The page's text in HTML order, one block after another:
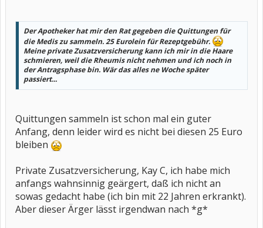
Der Apotheker hat mir den Rat gegeben die Quittungen für
die Medis zu sammeln. 25 Eurolein für Rezeptgebühr.
Meine private Zusatzversicherung kann ich mir in die Haare
schmieren, weil die Rheumis nicht nehmen und ich noch in
der Antragsphase bin. Wär das alles ne Woche später
passiert...
Quittungen sammeln ist schon mal ein guter
Anfang, denn leider wird es nicht bei diesen 25 Euro
bleiben
Private Zusatzversicherung, Kay C, ich habe mich
anfangs wahnsinnig geärgert, daß ich nicht an
sowas gedacht habe (ich bin mit 22 Jahren erkrankt).
Aber dieser Ärger lässt irgendwan nach *g*